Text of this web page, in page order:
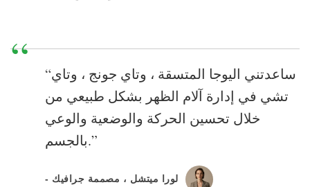
“ساعدتني اليوجا المتسقة ، وتاي جونج ، وتاي
تشي في إدارة آلام الظهر بشكل طبيعي من
خلال تحسين الحركة والوضعية والوعي
بالجسم.”
- لورا ميتشل ، مصممة جرافيك